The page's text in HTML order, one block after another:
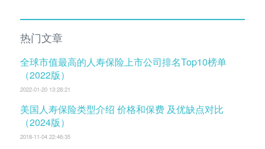
热门文章
全球市值最高的人寿保险上市公司排名Top10榜单
（2022版）
2022-01-20 13:28:21
美国人寿保险类型介绍 价格和保费 及优缺点对比
（2024版）
2018-11-04 22:46:35